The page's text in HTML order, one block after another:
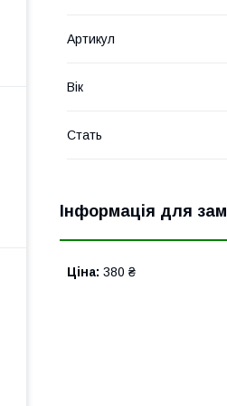
Артикул
Вік
Стать
Інформація для
Ціна: 380 ₴